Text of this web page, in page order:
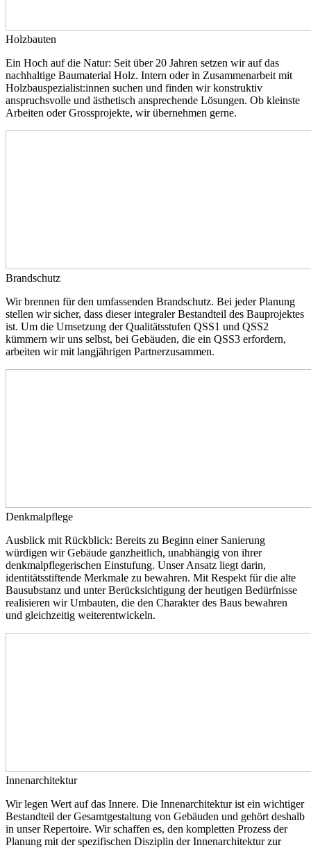
Holzbauten
Ein Hoch auf die Natur: Seit über 20 Jahren setzen wir auf das
nachhaltige Baumaterial Holz. Intern oder in Zusammenarbeit mit
Holzbauspezialist:innen suchen und finden wir konstruktiv
anspruchsvolle und ästhetisch ansprechende Lösungen. Ob kleinste
Arbeiten oder Grossprojekte, wir übernehmen gerne.
Brandschutz
Wir brennen für den umfassenden Brandschutz. Bei jeder Planung
stellen wir sicher, dass dieser integraler Bestandteil des Bauprojektes
ist. Um die Umsetzung der Qualitätsstufen QSS1 und QSS2
kümmern wir uns selbst, bei Gebäuden, die ein QSS3 erfordern,
arbeiten wir mit langjährigen Partnerzusammen.
Denkmalpflege
Ausblick mit Rückblick: Bereits zu Beginn einer Sanierung
würdigen wir Gebäude ganzheitlich, unabhängig von ihrer
denkmalpflegerischen Einstufung. Unser Ansatz liegt darin,
identitätsstiftende Merkmale zu bewahren. Mit Respekt für die alte
Bausubstanz und unter Berücksichtigung der heutigen Bedürfnisse
realisieren wir Umbauten, die den Charakter des Baus bewahren
und gleichzeitig weiterentwickeln.
Innenarchitektur
Wir legen Wert auf das Innere. Die Innenarchitektur ist ein wichtiger
Bestandteil der Gesamtgestaltung von Gebäuden und gehört deshalb
in unser Repertoire. Wir schaffen es, den kompletten Prozess der
Planung mit der spezifischen Disziplin der Innenarchitektur zur